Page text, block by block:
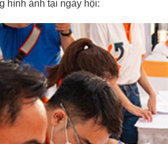
hình ảnh tại ngày hội: